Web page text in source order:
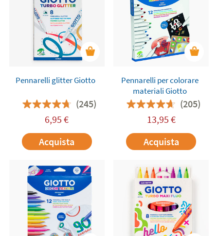
Pennarelli glitter Giotto
(245)
6,95 €
Acquista
Pennarelli per colorare
materiali Giotto
(205)
13,95 €
Acquista